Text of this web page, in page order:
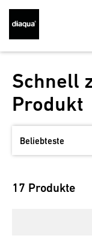
Schnell
Produkt
17 Produkte